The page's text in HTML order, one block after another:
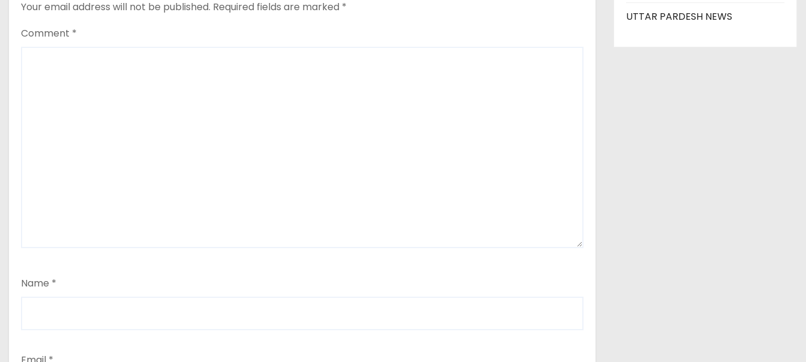
Your email address will not be published. Required fields are marked *
Comment *
Name *
UTTAR PARDESH NEWS